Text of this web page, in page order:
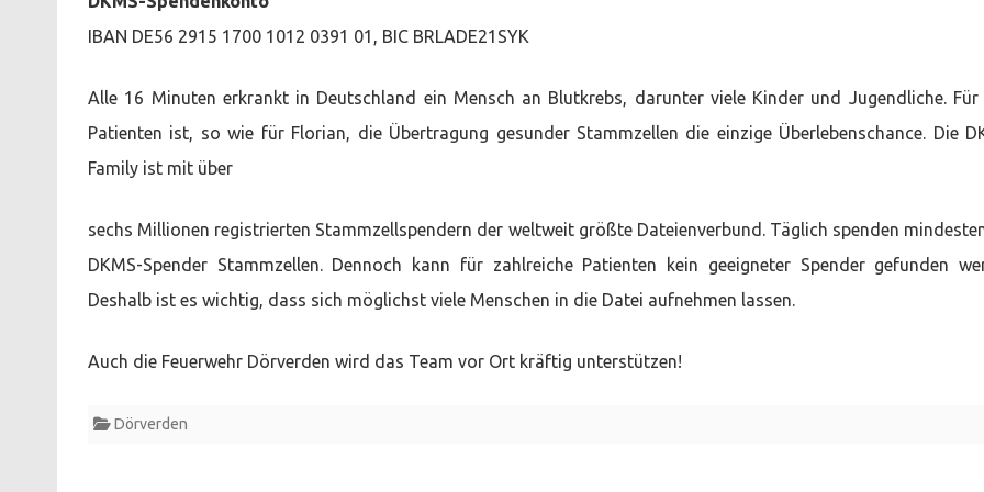
IBAN DE56 2915 1700 1012 0391 01, BIC BRLADE21SYK
Alle 16 Minuten erkrankt in Deutschland ein Mensch an Blutkrebs, darunter viele Kinder und Jugendliche. Für
Patienten ist, so wie für Florian, die Übertragung gesunder Stammzellen die einzige Überlebenschance. Die
Family ist mit über
sechs Millionen registrierten Stammzellspendern der weltweit größte Dateienverbund. Täglich spenden
DKMS-Spender Stammzellen. Dennoch kann für zahlreiche Patienten kein geeigneter Spender gefunden
Deshalb ist es wichtig, dass sich möglichst viele Menschen in die Datei aufnehmen lassen.
Auch die Feuerwehr Dörverden wird das Team vor Ort kräftig unterstützen!
Dörverden